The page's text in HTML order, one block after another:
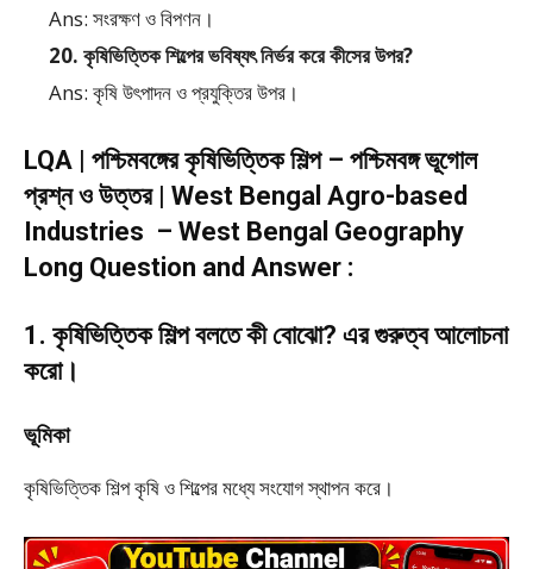
Ans: সংরক্ষণ ও বিপণন।
20. কৃষিভিত্তিক শিল্পের ভবিষ্যৎ নির্ভর করে কীসের উপর?
Ans: কৃষি উৎপাদন ও প্রযুক্তির উপর।
LQA | পশ্চিমবঙ্গের কৃষিভিত্তিক শিল্প – পশ্চিমবঙ্গ ভূগোল
প্রশ্ন ও উত্তর | West Bengal Agro-based
Industries – West Bengal Geography
Long Question and Answer :
1. কৃষিভিত্তিক শিল্প বলতে কী বোঝো? এর গুরুত্ব আলোচনা
করো।
ভূমিকা
কৃষিভিত্তিক শিল্প কৃষি ও শিল্পের মধ্যে সংযোগ স্থাপন করে।